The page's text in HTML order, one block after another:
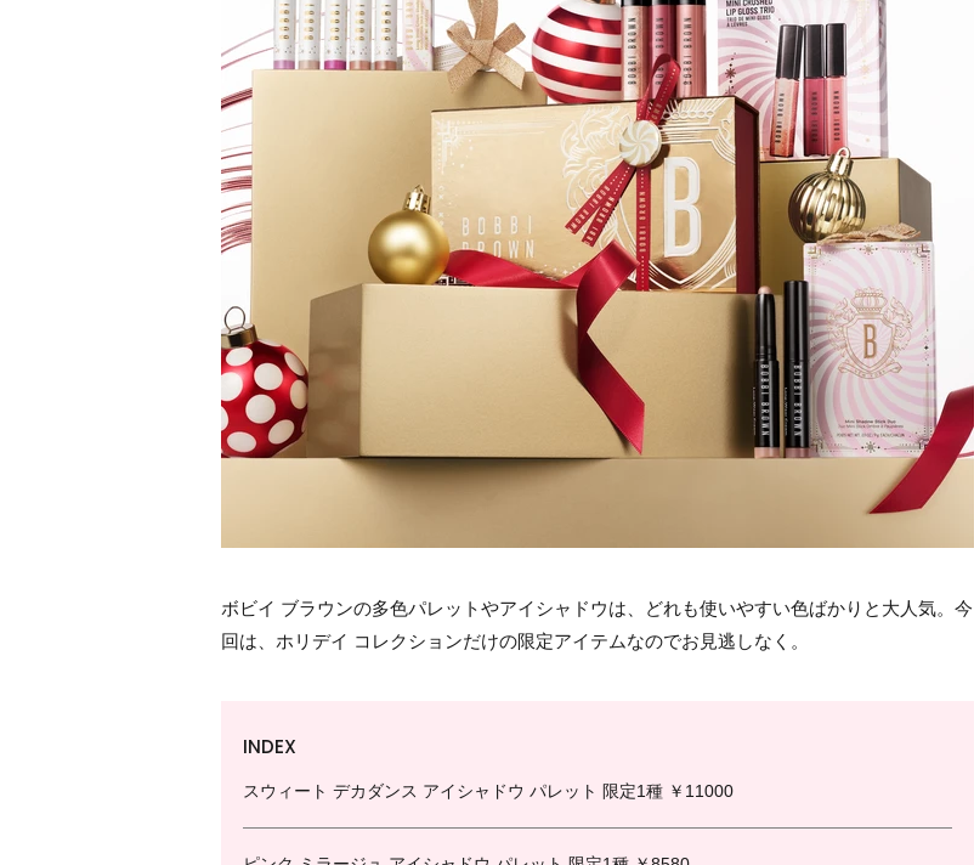
ボビイ ブラウンの多色パレットやアイシャドウは、どれも使いやすい色ばかりと大人気。今
回は、ホリデイ コレクションだけの限定アイテムなのでお見逃しなく。
INDEX
スウィート デカダンス アイシャドウ パレット 限定1種 ￥11000